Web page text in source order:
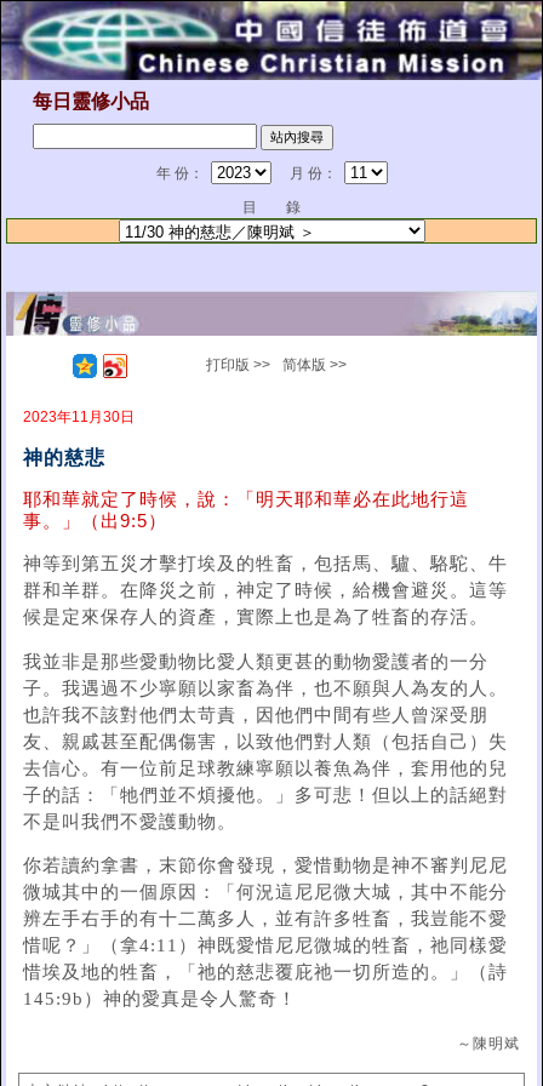
每日靈修小品
年 份：
月 份：
目 錄
打印版 >> 简体版 >>
2023年11月30日
神的慈悲
耶和華就定了時候，說：「明天耶和華必在此地行這
事。」（出9:5）
神等到第五災才擊打埃及的牲畜，包括馬、驢、駱駝、牛
群和羊群。在降災之前，神定了時候，給機會避災。這等
候是定來保存人的資產，實際上也是為了牲畜的存活。
我並非是那些愛動物比愛人類更甚的動物愛護者的一分
子。我遇過不少寧願以家畜為伴，也不願與人為友的人。
也許我不該對他們太苛責，因他們中間有些人曾深受朋
友、親戚甚至配偶傷害，以致他們對人類（包括自己）失
去信心。有一位前足球教練寧願以養魚為伴，套用他的兒
子的話：「牠們並不煩擾他。」多可悲！但以上的話絕對
不是叫我們不愛護動物。
你若讀約拿書，末節你會發現，愛惜動物是神不審判尼尼
微城其中的一個原因：「何況這尼尼微大城，其中不能分
辨左手右手的有十二萬多人，並有許多牲畜，我豈能不愛
惜呢？」（拿4:11）神既愛惜尼尼微城的牲畜，祂同樣愛
惜埃及地的牲畜，「祂的慈悲覆庇祂一切所造的。」（詩
145:9b）神的愛真是令人驚奇！
～陳明斌